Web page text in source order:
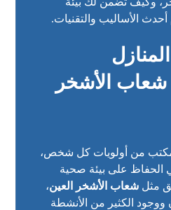
الأساليب والتقنيات.
الأشخر
من أولويات كل شخص،
الحفاظ على بيئة صحية
مثلشعاب الأشخر العين،
ووجود الكثير من الأنشطة